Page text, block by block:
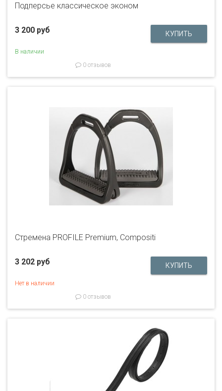
Подперсье классическое эконом
3 200 руб
В наличии
0 отзывов
Стремена PROFILE Premium, Compositi
3 202 руб
Нет в наличии
0 отзывов